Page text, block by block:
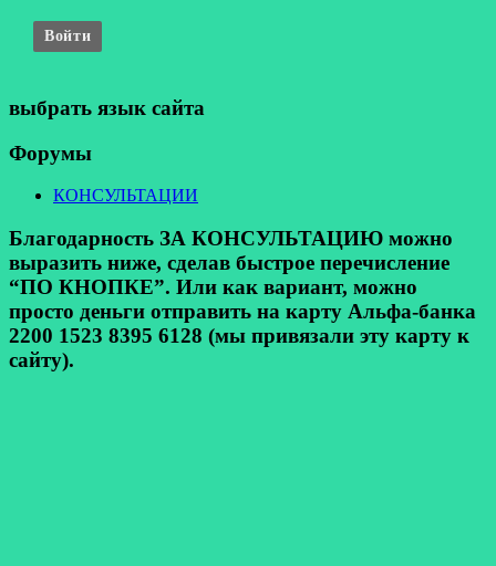
Войти
выбрать язык сайта
Форумы
КОНСУЛЬТАЦИИ
Благодарность ЗА КОНСУЛЬТАЦИЮ можно
выразить ниже, сделав быстрое перечисление
“ПО КНОПКЕ”. Или как вариант, можно
просто деньги отправить на карту Альфа-банка
2200 1523 8395 6128 (мы привязали эту карту к
сайту).